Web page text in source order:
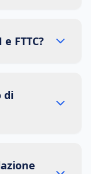
FTTC?
di